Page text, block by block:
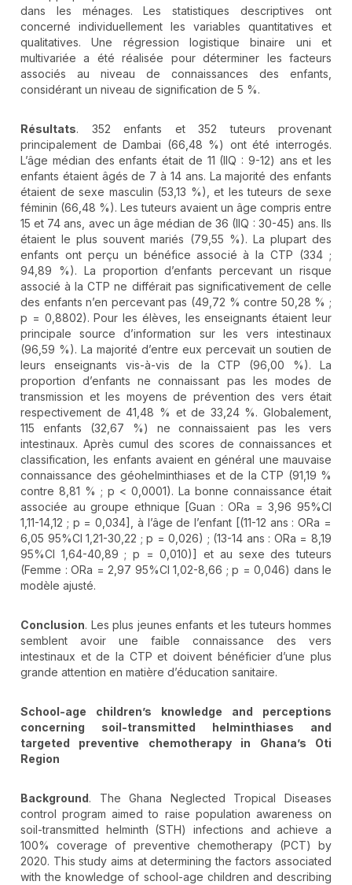
dans les ménages. Les statistiques descriptives ont
concerné individuellement les variables quantitatives et
qualitatives. Une régression logistique binaire uni et
multivariée a été réalisée pour déterminer les facteurs
associés au niveau de connaissances des enfants,
considérant un niveau de signification de 5 %.
Résultats. 352 enfants et 352 tuteurs provenant
principalement de Dambai (66,48 %) ont été interrogés.
L’âge médian des enfants était de 11 (IIQ : 9-12) ans et les
enfants étaient âgés de 7 à 14 ans. La majorité des enfants
étaient de sexe masculin (53,13 %), et les tuteurs de sexe
féminin (66,48 %). Les tuteurs avaient un âge compris entre
15 et 74 ans, avec un âge médian de 36 (IIQ : 30-45) ans. Ils
étaient le plus souvent mariés (79,55 %). La plupart des
enfants ont perçu un bénéfice associé à la CTP (334 ;
94,89 %). La proportion d’enfants percevant un risque
associé à la CTP ne différait pas significativement de celle
des enfants n’en percevant pas (49,72 % contre 50,28 % ;
p = 0,8802). Pour les élèves, les enseignants étaient leur
principale source d’information sur les vers intestinaux
(96,59 %). La majorité d’entre eux percevait un soutien de
leurs enseignants vis-à-vis de la CTP (96,00 %). La
proportion d’enfants ne connaissant pas les modes de
transmission et les moyens de prévention des vers était
respectivement de 41,48 % et de 33,24 %. Globalement,
115 enfants (32,67 %) ne connaissaient pas les vers
intestinaux. Après cumul des scores de connaissances et
classification, les enfants avaient en général une mauvaise
connaissance des géohelminthiases et de la CTP (91,19 %
contre 8,81 % ; p < 0,0001). La bonne connaissance était
associée au groupe ethnique [Guan : ORa = 3,96 95%CI
1,11-14,12 ; p = 0,034], à l’âge de l’enfant [(11-12 ans : ORa =
6,05 95%CI 1,21-30,22 ; p = 0,026) ; (13-14 ans : ORa = 8,19
95%CI 1,64-40,89 ; p = 0,010)] et au sexe des tuteurs
(Femme : ORa = 2,97 95%CI 1,02-8,66 ; p = 0,046) dans le
modèle ajusté.
Conclusion. Les plus jeunes enfants et les tuteurs hommes
semblent avoir une faible connaissance des vers
intestinaux et de la CTP et doivent bénéficier d’une plus
grande attention en matière d’éducation sanitaire.
School-age children’s knowledge and perceptions
concerning soil-transmitted helminthiases and
targeted preventive chemotherapy in Ghana’s Oti
Region
Background. The Ghana Neglected Tropical Diseases
control program aimed to raise population awareness on
soil-transmitted helminth (STH) infections and achieve a
100% coverage of preventive chemotherapy (PCT) by
2020. This study aims at determining the factors associated
with the knowledge of school-age children and describing